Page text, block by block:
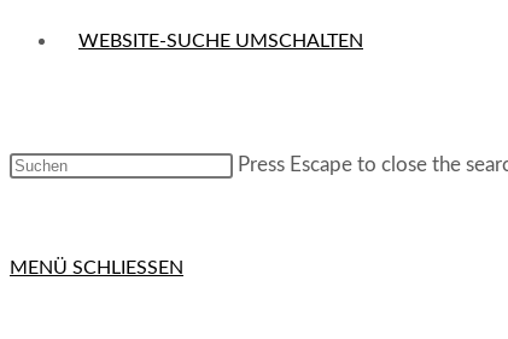
WEBSITE-SUCHE UMSCHALTEN
Press Escape to close the
MENÜ SCHLIESSEN